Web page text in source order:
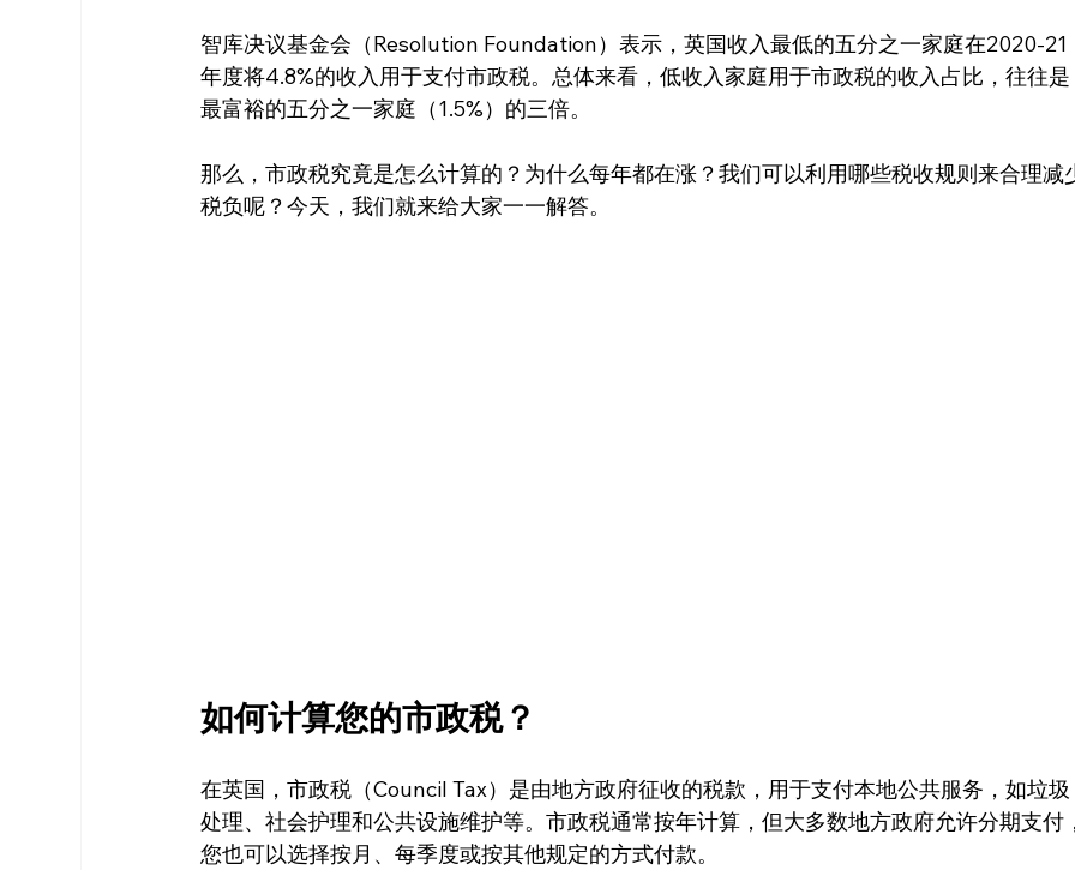
智库决议基金会（Resolution Foundation）表示，英国收入最低的五分之一家庭在2020-21
年度将4.8%的收入用于支付市政税。总体来看，低收入家庭用于市政税的收入占比，往往是
最富裕的五分之一家庭（1.5%）的三倍。
那么，市政税究竟是怎么计算的？为什么每年都在涨？我们可以利用哪些税收规则来合理减
税负呢？今天，我们就来给大家一一解答。
如何计算您的市政税？
在英国，市政税（Council Tax）是由地方政府征收的税款，用于支付本地公共服务，如垃圾
处理、社会护理和公共设施维护等。市政税通常按年计算，但大多数地方政府允许分期支付
您也可以选择按月、每季度或按其他规定的方式付款。